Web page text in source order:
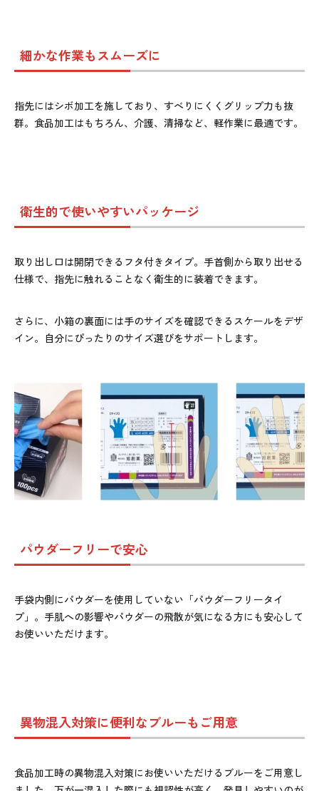
細かな作業もスムーズに
指先にはシボ加工を施しており、すべりにくくグリップ力も抜
群。食品加工はもちろん、介護、清掃など、軽作業に最適です。
衛生的で使いやすいパッケージ
取り出し口は開閉できるフタ付きタイプ。手首側から取り出せる
仕様で、指先に触れることなく衛生的に装着できます。
さらに、小箱の裏面には手のサイズを確認できるスケールをデザ
イン。自分にぴったりのサイズ選びをサポートします。
パウダーフリーで安心
手袋内側にパウダーを使用していない「パウダーフリータイ
プ」。手肌への影響やパウダーの飛散が気になる方にも安心して
お使いいただけます。
異物混入対策に便利なブルーもご用意
食品加工時の異物混入対策にお使いいただけるブルーをご用意し